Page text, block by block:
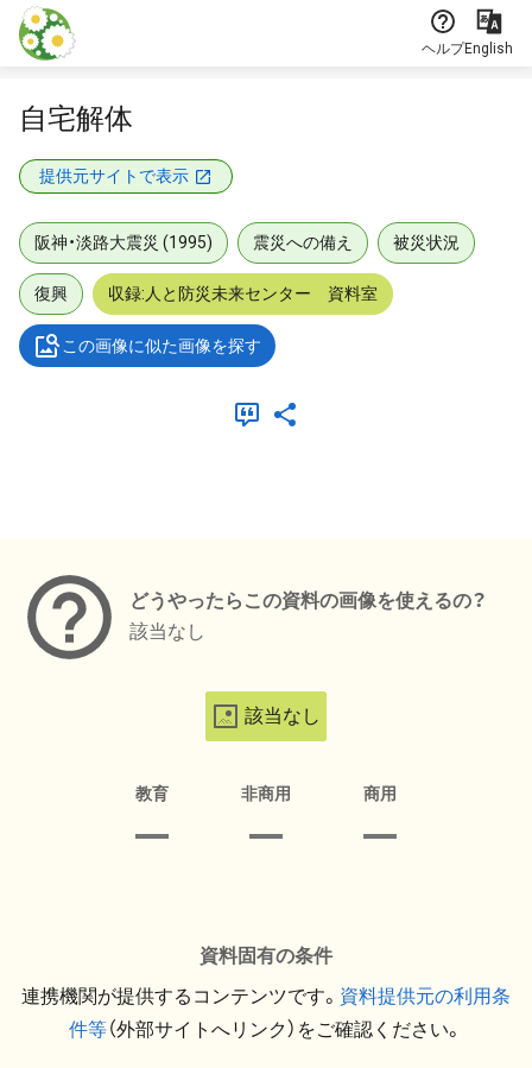
本文に飛ぶ
ヘルプEnglish
自宅解体
提供元サイトで表示
阪神・淡路大震災 (1995) 震災への備え 被災状況
復興 収録:人と防災未来センター 資料室
この画像に似た画像を探す
どうやったらこの資料の画像を使えるの？
該当なし
該当なし
教育 非商用 商用
資料固有の条件
連携機関が提供するコンテンツです。 資料提供元の利用条
件等（外部サイトへリンク）をご確認ください。